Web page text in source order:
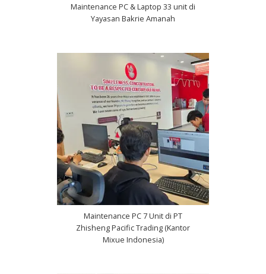
Maintenance PC & Laptop 33 unit di
Yayasan Bakrie Amanah
Maintenance PC 7 Unit di PT
Zhisheng Pacific Trading (Kantor
Mixue Indonesia)